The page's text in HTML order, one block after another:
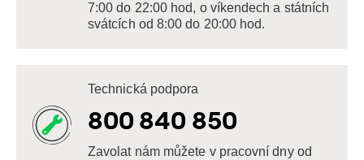
7:00 do 22:00 hod, o víkendech a státních
svátcích od 8:00 do 20:00 hod.
Technická podpora
800 840 850
Zavolat nám můžete v pracovní dny od